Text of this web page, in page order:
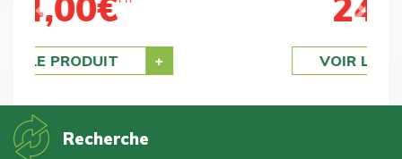
VOIR LE PRODUIT
Previous Next
Recherche